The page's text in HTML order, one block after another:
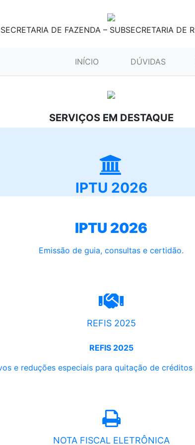
SECRETARIA DE FAZENDA – SUBSECRETARIA DE
INÍCIO (CURRENT)DÚVIDAS
SERVIÇOS EM DESTAQUE
IPTU 2026
IPTU 2026
Emissão de guia, consultas e certidão.
REFIS 2025
REFIS 2025
e reduções especiais para quitação de
NOTA FISCAL ELETRÔNICA